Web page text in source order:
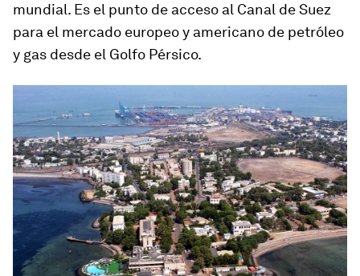
mundial. Es el punto de acceso al Canal de Suez
para el mercado europeo y americano de petróleo
y gas desde el Golfo Pérsico.